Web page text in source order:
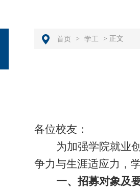
首页 > 学工 > 正文
各位校友：
为加强学院就业
争力与生涯适应力，
一、招募对象及